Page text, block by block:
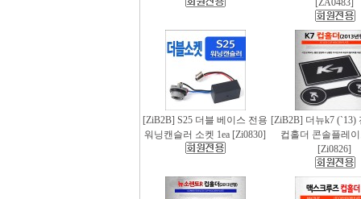
[ZA0483]
[ZiB2B] S25 더블 베이스 전용
워닝캔슬러 소켓 1ea [Zi0830]
[ZiB2B] 더뉴k7 (`13)
컵홀더 콘솔플레
[Zi0826]